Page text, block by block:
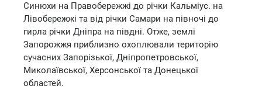
Синюхи на Правобережжі до річки Кальміус. на
Лівобережжі та від річки Самари на півночі до
гирла річки Дніпра на півдні. Отже, землі
Запорожжя приблизно охоплювали територію
сучасних Запорізької, Дніпропетровської,
Миколаївської, Херсонської та Донецької
областей.